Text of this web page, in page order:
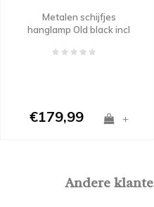
Metalen schijfjes
hanglamp Old black incl
€179,99 +
Andere